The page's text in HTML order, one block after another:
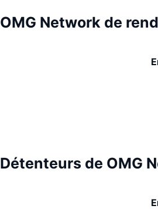
OMG Network de
Détenteurs de OMG